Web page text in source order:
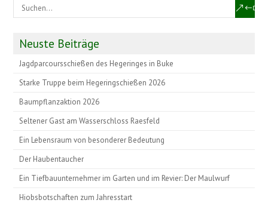
Neuste Beiträge
Jagdparcoursschießen des Hegeringes in Buke
Starke Truppe beim Hegeringschießen 2026
Baumpflanzaktion 2026
Seltener Gast am Wasserschloss Raesfeld
Ein Lebensraum von besonderer Bedeutung
Der Haubentaucher
Ein Tiefbauunternehmer im Garten und im Revier: Der Maulwurf
Hiobsbotschaften zum Jahresstart